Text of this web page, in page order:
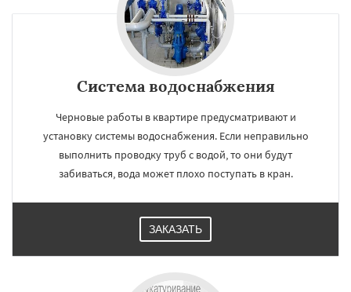
Система водоснабжения
Черновые работы в квартире предусматривают и
установку системы водоснабжения. Если неправильно
выполнить проводку труб с водой, то они будут
забиваться, вода может плохо поступать в кран.
ЗАКАЗАТЬ